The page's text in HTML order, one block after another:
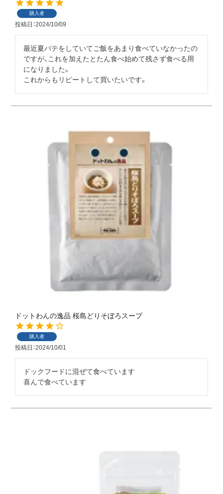
購入者
投稿日 2024/10/09
最近夏バテをしていてご飯をあまり食べていなかったの
ですが、これを加えたとたん食べ始めて残さず食べる用
になりました。
これからもリピートして買いたいです。
ドットわんの逸品 桜島どりそぼろスープ
購入者
投稿日 2024/10/01
ドックフードに混ぜて食べています